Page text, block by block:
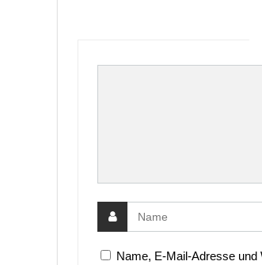
Name, E-Mail-Adresse